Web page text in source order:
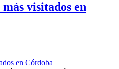
visitados en